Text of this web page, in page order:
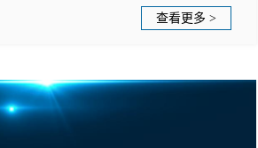
查看更多 >